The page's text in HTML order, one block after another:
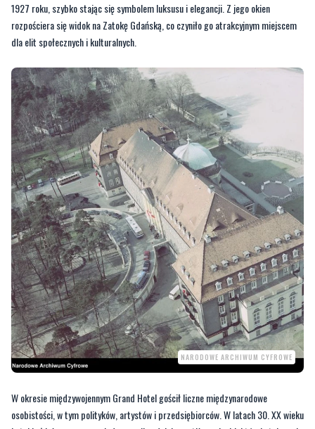
1927 roku, szybko stając się symbolem luksusu i elegancji. Z jego okien
rozpościera się widok na Zatokę Gdańską, co czyniło go atrakcyjnym miejscem
dla elit społecznych i kulturalnych.
NARODOWE ARCHIWUM CYFROWE
W okresie międzywojennym Grand Hotel gościł liczne międzynarodowe
osobistości, w tym polityków, artystów i przedsiębiorców. W latach 30. XX wieku